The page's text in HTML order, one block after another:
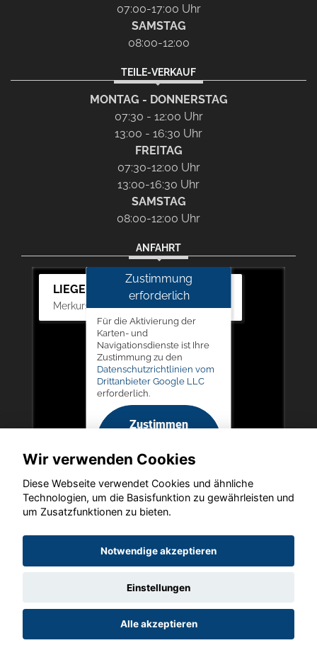
07:00-17:00 Uhr
SAMSTAG
08:00-12:00
TEILE-VERKAUF
MONTAG - DONNERSTAG
07:30 - 12:00 Uhr
13:00 - 16:30 Uhr
FREITAG
07:30-12:00 Uhr
13:00-16:30 Uhr
SAMSTAG
08:00-12:00 Uhr
ANFAHRT
LIEGERT & BÖSKEN Automobile
Merkurstr. 11, 67663 Kaiserslautern
Zustimmung
erforderlich
Für die Aktivierung der
Karten- und
Navigationsdienste ist Ihre
Zustimmung zu den
Datenschutzrichtlinien vom
Drittanbieter Google LLC
erforderlich.
Zustimmen
aktivieren
Copyright © 2026. LIEGERT & BÖSKEN Automobile
Datenschutz Impressum AGB
Wir verwenden Cookies
Diese Webseite verwendet Cookies und ähnliche
Technologien, um die Basisfunktion zu gewährleisten und
um Zusatzfunktionen zu bieten.
Notwendige akzeptieren
Einstellungen
Alle akzeptieren